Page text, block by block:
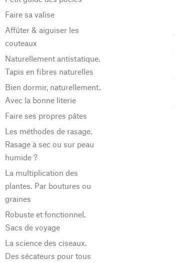
Faire sa valise
Affûter & aiguiser les
couteaux
Naturellement antistatique.
Tapis en fibres naturelles
Bien dormir, naturellement.
Avec la bonne literie
Faire ses propres pâtes
Les méthodes de rasage.
Rasage à sec ou sur peau
humide ?
La multiplication des
plantes. Par boutures ou
graines
Robuste et fonctionnel.
Sacs de voyage
La science des ciseaux.
Des sécateurs pour tous